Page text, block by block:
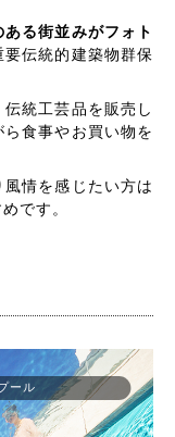
ある街並みがフォト
要伝統的建築物群保
統工芸品を販売し
食事やお買い物を
情を感じたい方は
です。
ール